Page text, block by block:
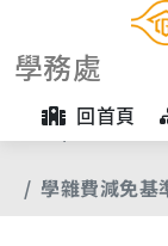
學務處
回首頁
首頁 【業務項
學雜費減免基